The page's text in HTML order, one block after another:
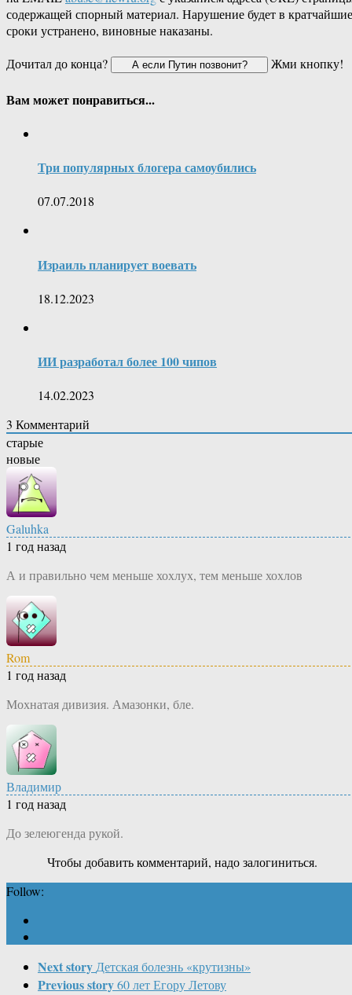
содержащей спорный материал. Нарушение будет в кратчайшие
сроки устранено, виновные наказаны.
Дочитал до конца?
Жми кнопку!
Вам может понравиться...
Три популярных блогера самоубились
07.07.2018
Израиль планирует воевать
18.12.2023
ИИ разработал более 100 чипов
14.02.2023
3 Комментарий
старые
новые
Galuhka
1 год назад
А и правильно чем меньше хохлух, тем меньше хохлов
Rom
1 год назад
Мохнатая дивизия. Амазонки, бле.
Владимир
1 год назад
До зелеюгенда рукой.
Чтобы добавить комментарий, надо залогиниться.
Follow:
Next storyДетская болезнь «крутизны»
Previous story60 лет Егору Летову